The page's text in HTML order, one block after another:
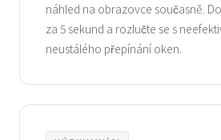
náhled na obrazovce současně.
za 5 sekund a rozlučte se s
neustálého přepínání oken.